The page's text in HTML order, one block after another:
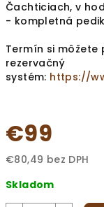
Čachticiach, v
- kompletná
Termín si môžete
rezervačný
systém: https://
€99
€80,49 bez DPH
cena:
Skladom